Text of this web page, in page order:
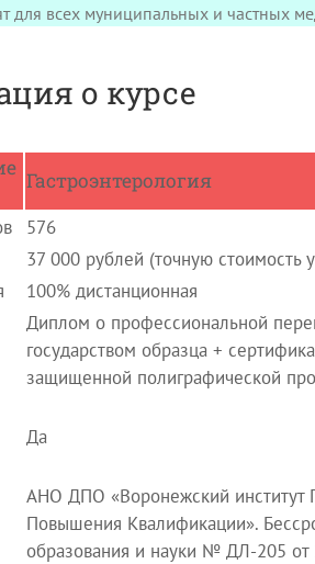
для всех муниципальных и частных
о курсе
Гастроэнтерология
576
37 000 рублей (точную стоимость
100% дистанционная
Диплом о профессиональной
государством образца +
защищенной полиграфической
Да
АНО ДПО «Воронежский институт
Повышения Квалификации».
образования и науки № ДЛ-205 от